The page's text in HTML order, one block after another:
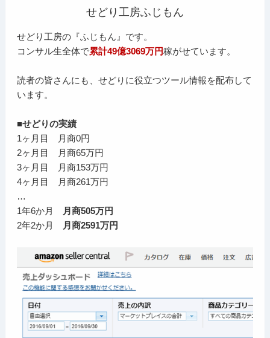
せどり工房ふじもん
せどり工房の『ふじもん』です。
コンサル生全体で累計49億3069万円稼がせています。
読者の皆さんにも、せどりに役立つツール情報を配布して
います。
■せどりの実績
1ヶ月目 月商0円
2ヶ月目 月商65万円
3ヶ月目 月商153万円
4ヶ月目 月商261万円
…
1年6か月
月商505万円
2年2か月
月商2591万円